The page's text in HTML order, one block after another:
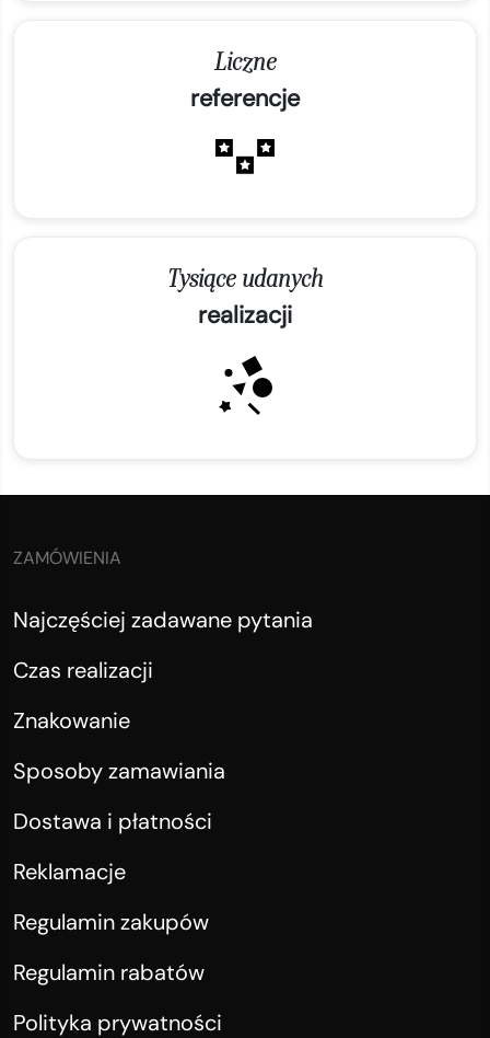
Liczne
referencje
Tysiące udanych
realizacji
ZAMÓWIENIA
Najczęściej zadawane pytania
Czas realizacji
Znakowanie
Sposoby zamawiania
Dostawa i płatności
Reklamacje
Regulamin zakupów
Regulamin rabatów
Polityka prywatności